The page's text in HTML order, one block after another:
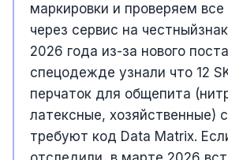
маркировки и проверяем
через сервис на
2026 года из-за нового
спецодежде узнали что 12
перчаток для общепита
латексные, хозяйственные)
требуют код Data Matrix.